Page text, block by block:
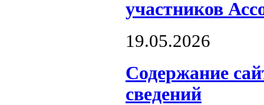
участников
19.05.2026
Содержание
сведений